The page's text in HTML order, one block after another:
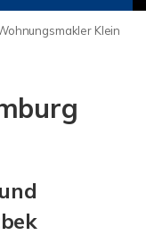
Klein